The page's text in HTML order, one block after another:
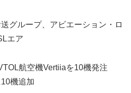
グループ、アビエーション・ロ
エア
航空機Vertiiaを10機発注
機追加